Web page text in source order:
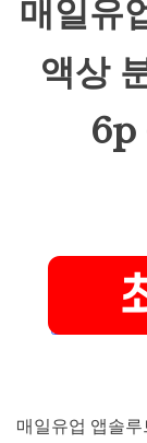
매일유
액상
6p
매일유업 앱솔